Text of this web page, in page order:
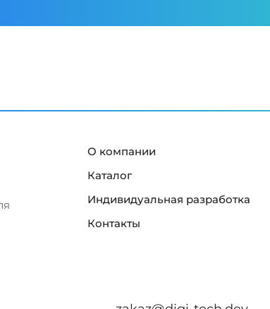
О компании
Каталог
Индивидуальная разработка
Контакты